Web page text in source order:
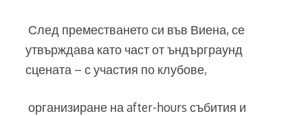
След преместването си във Виена, се
утвърждава като част от ъндърграунд
сцената – с участия по клубове,
организиране на after-hours събития и